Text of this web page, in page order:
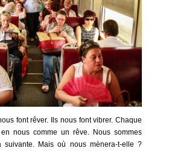
font rêver. Ils nous font vibrer. Chaque
nous comme un rêve. Nous sommes
suivante. Mais où nous mènera-t-elle ?